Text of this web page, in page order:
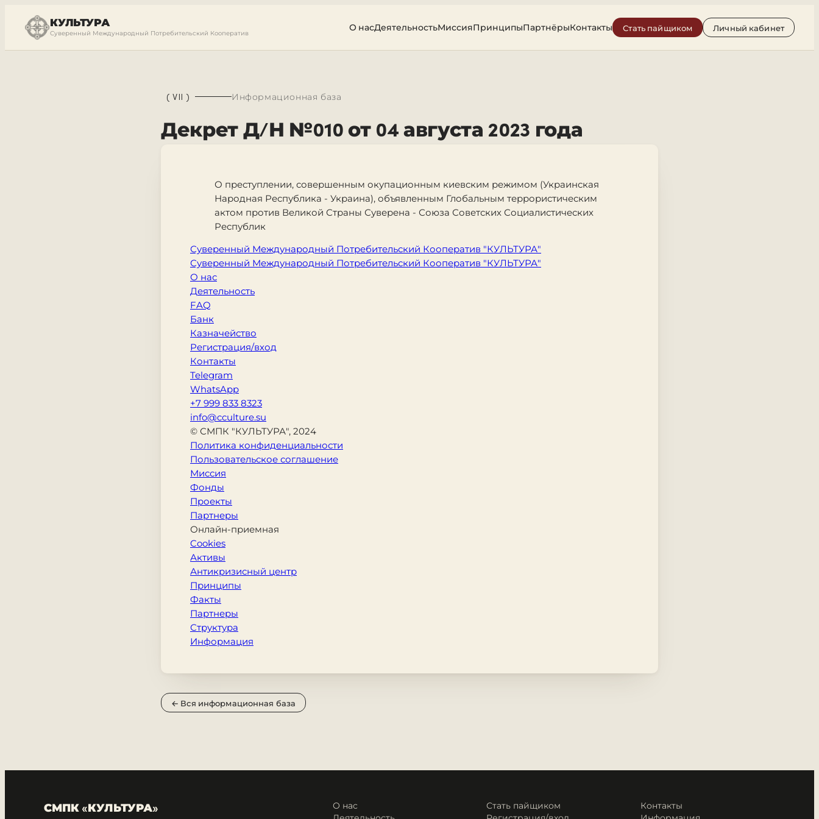
КУЛЬТУРА
Суверенный Международный Потребительский Кооператив
О насДеятельностьМиссияПринципыПартнёрыКонтакты Стать пайщиком Личный кабинет
(VII ) Информационная база
Декрет Д/Н №010 от 04 августа 2023 года
О преступлении, совершенным окупационным киевским режимом (Украинская
Народная Республика - Украина), объявленным Глобальным террористическим
актом против Великой Страны Суверена - Союза Советских Социалистических
Республик
Суверенный Международный Потребительский Кооператив "КУЛЬТУРА"
Суверенный Международный Потребительский Кооператив "КУЛЬТУРА"
О нас
Деятельность
FAQ
Банк
Казначейство
Регистрация/вход
Контакты
Telegram
WhatsApp
+7 999 833 8323
info@cculture.su
© СМПК "КУЛЬТУРА", 2024
Политика конфиденциальности
Пользовательское соглашение
Миссия
Фонды
Проекты
Партнеры
Онлайн-приемная
Cookies
Активы
Антикризисный центр
Принципы
Факты
Партнеры
Структура
Информация
← Вся информационная база
СМПК «КУЛЬТУРА»
О нас
Стать пайщиком
Контакты